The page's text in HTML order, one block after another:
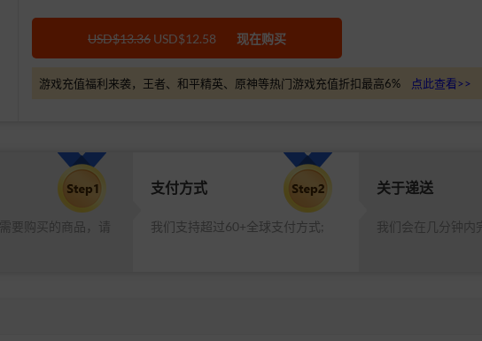
USD$13.36 USD$12.58 现在购买
游戏充值福利来袭，王者、和平精英、原神等热门游戏充值折扣最高6% 点此查看>>
要购买的商品，请
支付方式
我们支持超过60+全球支付方式;
关于递送
我们会在几分钟内